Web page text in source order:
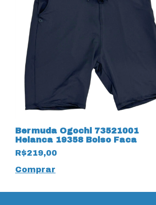
Bermuda Ogochi 73521001
Helanca 19358 Bolso Faca
R$219,00
Comprar